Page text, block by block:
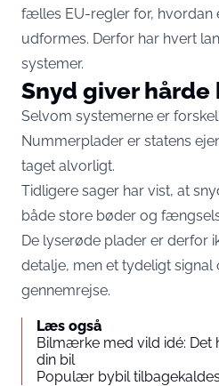
fælles EU-regler for, hvordan
udformes. Derfor har hvert
systemer.
Snyd giver hårde
Selvom systemerne er
Nummerplader er statens
taget alvorligt.
Tidligere sager har vist, at
både store bøder og
De lyserøde plader er derfor
detalje, men et tydeligt signal
gennemrejse.
Læs også
Bilmærke med vild idé: Det
din bil
Populær bybil